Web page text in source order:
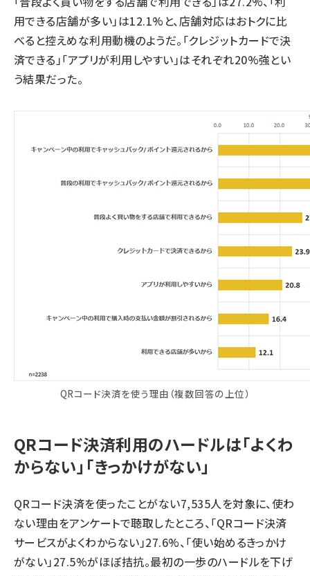
用できる店舗が多い」は12.1%と、店舗対応はおトクに比
べると控えめな利用動機のようだ。「クレジットカードで決
済できる」「アプリが利用しやすい」はそれぞれ20%強とい
う結果だった。
QRコード決済を使う理由（複数回答の上位）
QRコード決済利用のハードルは「よくわ
からない」「きっかけがない」
QRコード決済を使ったことがない7,535人を対象に、使わ
ない理由をアンケートで聴取したところ、「QRコード決済
サービスがよくわからない」27.6%、「使い始めるきっかけ
がない」27.5%がほぼ拮抗。最初の一歩のハードルを下げ